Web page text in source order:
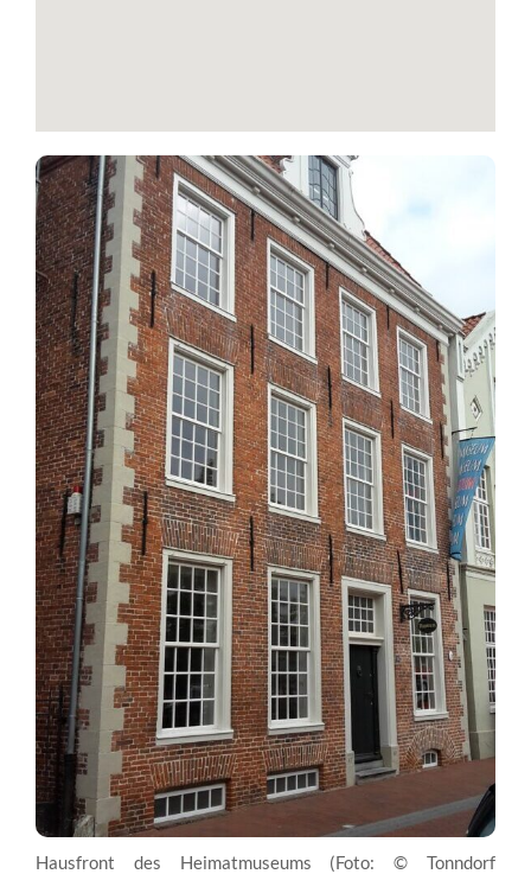
Hausfront des Heimatmuseums (Foto: © Tonndorf